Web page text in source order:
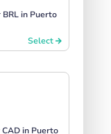
in Puerto
Select
in Puerto